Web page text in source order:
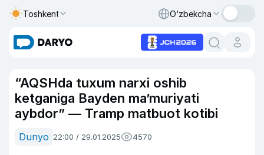
Toshkent O‘zbekcha
“AQSHda tuxum narxi oshib
ketganiga Bayden ma’muriyati
aybdor” — Tramp matbuot kotibi
Dunyo 22:00 / 29.01.2025 4570